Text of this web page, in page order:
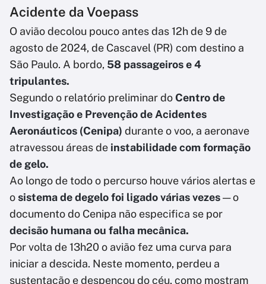
Acidente da Voepass
O avião decolou pouco antes das 12h de 9 de
agosto de 2024, de Cascavel (PR) com destino a
São Paulo. A bordo, 58 passageiros e 4
tripulantes.
Segundo o relatório preliminar doCentro de
Investigação e Prevenção de Acidentes
Aeronáuticos (Cenipa) durante o voo, a aeronave
atravessou áreas de instabilidade com formação
de gelo.
Ao longo de todo o percurso houve vários alertas e
osistema de degelo foi ligado várias vezes— o
documento do Cenipa não especifica se por
decisão humana ou falha mecânica.
Por volta de 13h20 o avião fez uma curva para
iniciar a descida. Neste momento, perdeu a
sustentação e despencou do céu, como mostram